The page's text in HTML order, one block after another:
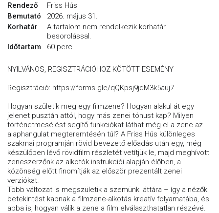
Rendező
Friss Hús
Bemutató
2026. május 31.
Korhatár
A tartalom nem rendelkezik korhatár
besorolással.
Időtartam
60 perc
NYILVÁNOS, REGISZTRÁCIÓHOZ KÖTÖTT ESEMÉNY
Regisztráció: https://forms.gle/qQKpsj9jdM3k5auj7
Hogyan születik meg egy filmzene? Hogyan alakul át egy
jelenet pusztán attól, hogy más zenei tónust kap? Milyen
történetmesélést segítő funkciókat láthat még el a zene az
alaphangulat megteremtésén túl? A Friss Hús különleges
szakmai programján rövid bevezető előadás után egy, még
készülőben lévő rövidfilm részletét vetítjük le, majd meghívott
zeneszerzőnk az alkotók instrukciói alapján élőben, a
közönség előtt finomítják az először prezentált zenei
verziókat.
Több változat is megszületik a szemünk láttára – így a nézők
betekintést kapnak a filmzene-alkotás kreatív folyamatába, és
abba is, hogyan válik a zene a film elválaszthatatlan részévé.